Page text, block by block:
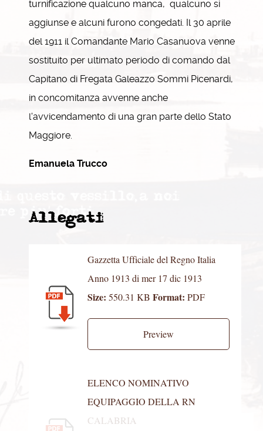
turnificazione qualcuno manca, qualcuno si
aggiunse e alcuni furono congedati. Il 30 aprile
del 1911 il Comandante Mario Casanuova venne
sostituito per ultimato periodo di comando dal
Capitano di Fregata Galeazzo Sommi Picenardi,
in concomitanza avvenne anche
l'avvicendamento di una gran parte dello Stato
Maggiore.
Emanuela Trucco
Allegati
Gazzetta Ufficiale del Regno Italia
Anno 1913 di mer 17 dic 1913
Size: 550.31 KB Format: PDF
Preview
ELENCO NOMINATIVO
EQUIPAGGIO DELLA RN
CALABRIA